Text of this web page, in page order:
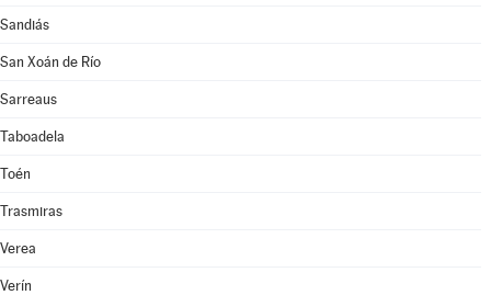
Sandiás
San Xoán de Río
Sarreaus
Taboadela
Toén
Trasmiras
Verea
Verín